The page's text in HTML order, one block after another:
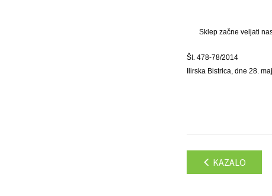
Sklep začne veljati
Št. 478-78/2014
Ilirska Bistrica, dne 28.
KAZALO